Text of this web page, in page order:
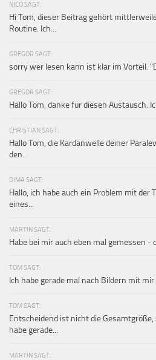
NICO SAGT:
Hi Tom, dieser Beitrag gehört
Routine. Ich...
GREGOR SAGT:
sorry wer lesen kann ist klar im Vorteil.
GREGOR SAGT:
Hallo Tom, danke für diesen Austausch.
CHRISTIAN SAGT:
Hallo Tom, die Kardanwelle deiner
den...
DIMA SAGT:
Hallo, ich habe auch ein Problem mit
eines...
MARTIN SAGT:
Habe bei mir auch eben mal gemessen -
TOM SAGT:
Ich habe gerade mal nach Bildern mit
TOM SAGT:
Entscheidend ist nicht die Gesamtgröße,
habe gerade...
MARTIN SAGT: